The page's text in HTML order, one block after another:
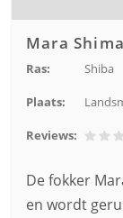
Mara
Ras: Shiba
Plaats:
Reviews:
De fokker
en wordt